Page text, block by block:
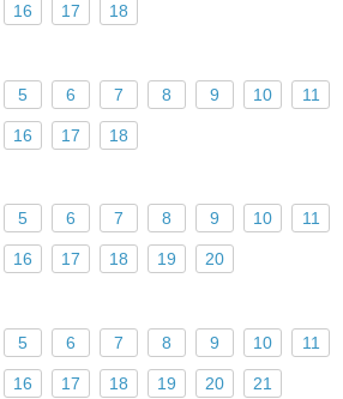
16 17 18
5 6 7 8 9 10 11
16 17 18
5 6 7 8 9 10 11
16 17 18 19 20
5 6 7 8 9 10 11
16 17 18 19 20 21